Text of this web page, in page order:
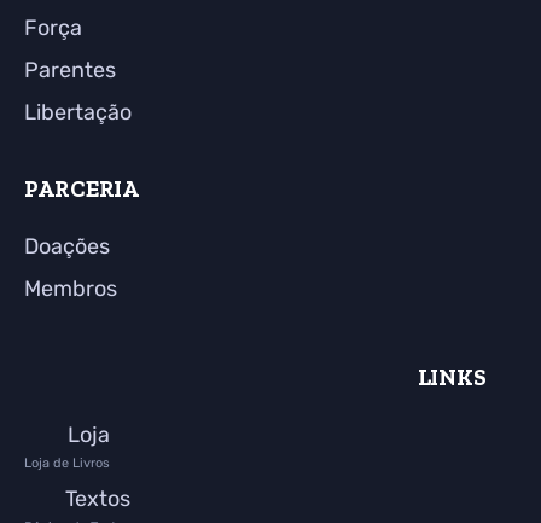
Força
Parentes
Libertação
PARCERIA
Doações
Membros
LINKS
Loja
Loja de Livros
Textos